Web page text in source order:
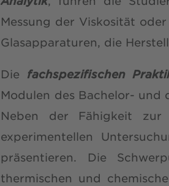
Messung der Viskosität
Glasapparaturen, die
Die fachspezifischen
Modulen des Bachelor- und
Neben der Fähigkeit zur
experimentellen
präsentieren. Die
thermischen und